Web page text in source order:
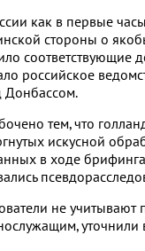
как в первые
стороны о
соответствующие
российское
Донбассом.
тем, что
искусной
в ходе
не
уточнили